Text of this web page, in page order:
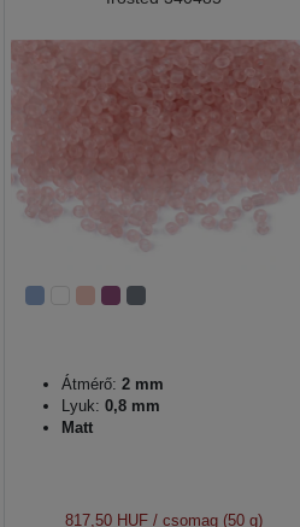
Átmérő: 2 mm
Lyuk: 0,8 mm
Matt
817,50 HUF / csomag (50 g)